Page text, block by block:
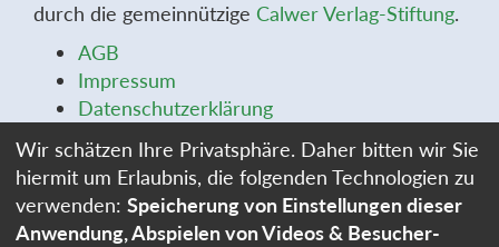
durch die gemeinnützige Calwer Verlag-Stiftung.
AGB
Impressum
Datenschutzerklärung
Widerrufsformular
Stellenangebote
Cookie-Einstellungen
Wir schätzen Ihre Privatsphäre. Daher bitten wir Sie
hiermit um Erlaubnis, die folgenden Technologien zu
verwenden: Speicherung von Einstellungen dieser
Anwendung, Abspielen von Videos & Besucher-